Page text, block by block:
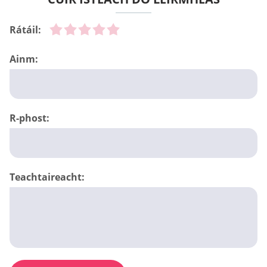
Rátáil:
Ainm:
R-phost:
Teachtaireacht: